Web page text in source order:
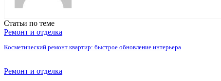
Статьи по теме
Ремонт и отделка
Косметический ремонт квартир: быстрое обновление интерьера
Ремонт и отделка